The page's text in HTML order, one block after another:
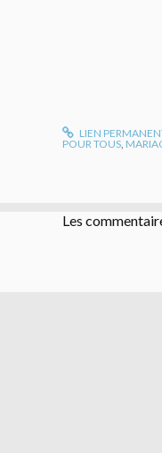
LIEN
POUR TOUS
Les